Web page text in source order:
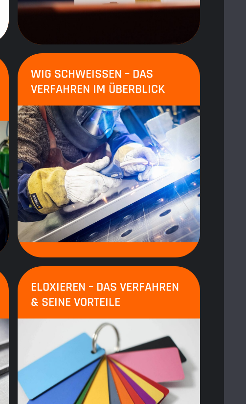
WIG SCHWEISSEN – DAS V
ERFAHREN IM ÜBERBLICK
ELOXIEREN – DAS VERFAHREN
& SEINE VORTEILE